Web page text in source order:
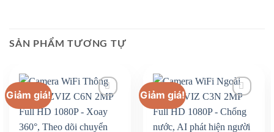
SẢN PHẨM TƯƠNG TỰ
Giảm giá! Giảm giá!